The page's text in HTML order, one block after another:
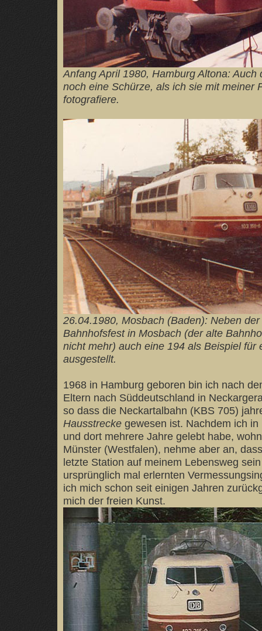
Anfang April 1980, Hamburg Altona: Auch
noch eine Schürze, als ich sie mit meiner
fotografiere.
26.04.1980, Mosbach (Baden): Neben
Bahnhofsfest in Mosbach (der alte
nicht mehr) auch eine 194 als Beispiel für
ausgestellt.
1968 in Hamburg geboren bin ich nach
Eltern nach Süddeutschland in
so dass die Neckartalbahn (KBS 705)
Hausstrecke gewesen ist. Nachdem ich
und dort mehrere Jahre gelebt habe,
Münster (Westfalen), nehme aber an,
letzte Station auf meinem Lebensweg
ursprünglich mal erlernten
ich mich schon seit einigen Jahren
mich der freien Kunst.